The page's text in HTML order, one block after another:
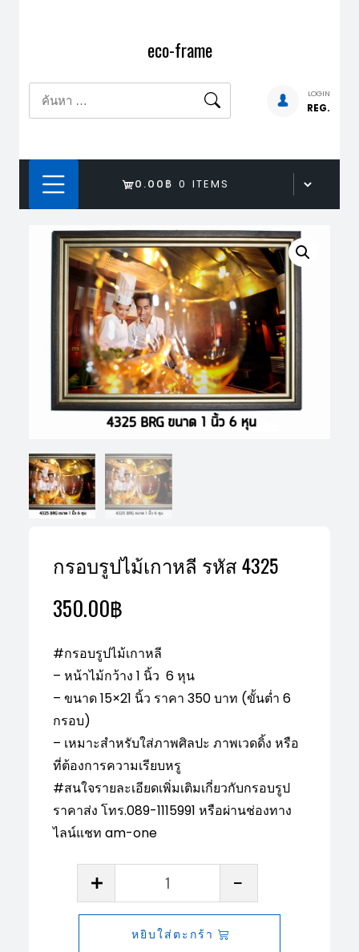
eco-frame
ค้นหา
สำหรับ:
LOGIN
REG.
0.00฿ 0 ITEMS
กรอบรูปไม้เกาหลี รหัส 4325
350.00฿
#กรอบรูปไม้เกาหลี
– หน้าไม้กว้าง 1 นิ้ว 6 หุน
– ขนาด 15×21 นิ้ว ราคา 350 บาท (ขั้นต่ำ 6
กรอบ)
– เหมาะสำหรับใส่ภาพศิลปะ ภาพเวดดิ้ง หรือ
ที่ต้องการความเรียบหรู
#สนใจรายละเอียดเพิ่มเติมเกี่ยวกับกรอบรูป
ราคาส่ง โทร.089-1115991 หรือผ่านช่องทาง
ไลน์แชท am-one
รูป
ไม้
หยิบใส่ตะกร้า